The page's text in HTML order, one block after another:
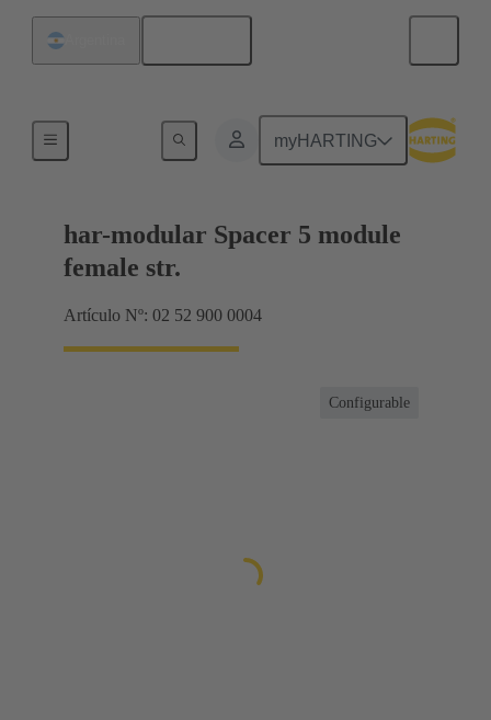
myHARTING
Terminación de placa madre a tarjeta hija
har-modular Spacer 5 module
female str.
Artículo Nº: 02 52 900 0004
Configurable